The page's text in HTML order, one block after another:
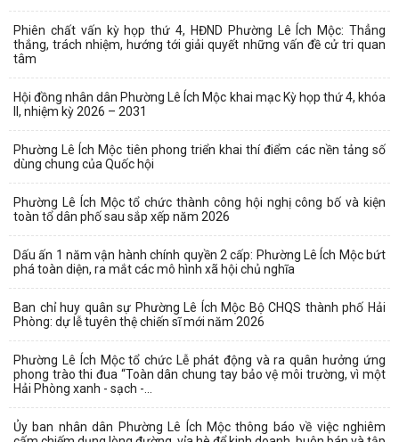
Phiên chất vấn kỳ họp thứ 4, HĐND Phường Lê Ích Mộc: Thẳng
thắng, trách nhiệm, hướng tới giải quyết những vấn đề cử tri quan
tâm
Hội đồng nhân dân Phường Lê Ích Mộc khai mạc Kỳ họp thứ 4, khóa
II, nhiệm kỳ 2026 – 2031
Phường Lê Ích Mộc tiên phong triển khai thí điểm các nền tảng số
dùng chung của Quốc hội
Phường Lê Ích Mộc tổ chức thành công hội nghị công bố và kiện
toàn tổ dân phố sau sắp xếp năm 2026
Dấu ấn 1 năm vận hành chính quyền 2 cấp: Phường Lê Ích Mộc bứt
phá toàn diện, ra mắt các mô hình xã hội chủ nghĩa
Ban chỉ huy quân sự Phường Lê Ích Mộc Bộ CHQS thành phố Hải
Phòng: dự lễ tuyên thệ chiến sĩ mới năm 2026
Phường Lê Ích Mộc tổ chức Lễ phát động và ra quân hưởng ứng
phong trào thi đua “Toàn dân chung tay bảo vệ môi trường, vì một
Hải Phòng xanh - sạch -...
Ủy ban nhân dân Phường Lê Ích Mộc thông báo về việc nghiêm